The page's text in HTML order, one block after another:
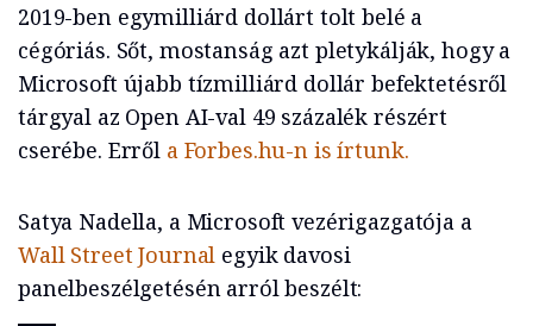
2019-ben egymilliárd dollárt tolt belé a
cégóriás. Sőt, mostanság azt pletykálják, hogy a
Microsoft újabb tízmilliárd dollár befektetésről
tárgyal az Open AI-val 49 százalék részért
cserébe. Erről a Forbes.hu-n is írtunk.
Satya Nadella, a Microsoft vezérigazgatója a
Wall Street Journal egyik davosi
panelbeszélgetésén arról beszélt: